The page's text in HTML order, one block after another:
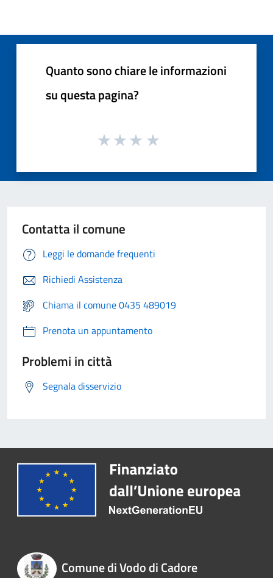
Quanto sono chiare le informazioni
su questa pagina?
Contatta il comune
Leggi le domande frequenti
Richiedi Assistenza
Chiama il comune 0435 489019
Prenota un appuntamento
Problemi in città
Segnala disservizio
Comune di Vodo di Cadore